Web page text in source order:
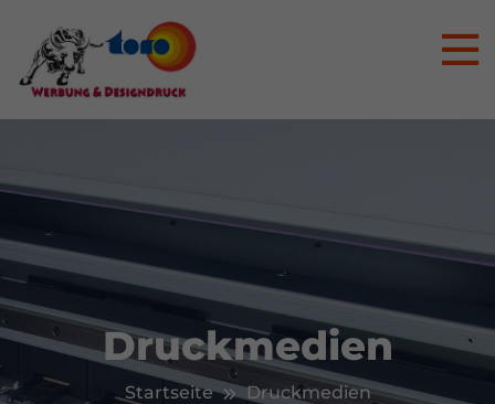
Druckmedien
Startseite Druckmedien